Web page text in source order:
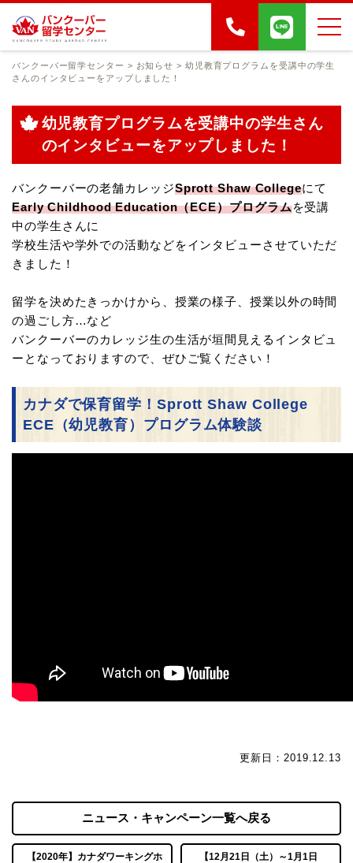
バンクーバー留学センター > お知らせ > 幼児教育プログラムを受講中の学生
さんのインタビューをアップしました！
幼児教育プログラムを受講中の学生さん
のインタビューをアップしました！
バンクーバーの老舗カレッジSprott Shaw Collegeにて
Early Childhood Education（ECE）プログラムを受講
中の学生さんに
学校生活や学外での活動などをインタビューさせていただ
きました！
留学を決めたきっかけから、授業の様子、授業以外の時間
の過ごし方…など
バンクーバーのカレッジ生の生活が垣間見えるインタビュ
ーとなっておりますので、ぜひご覧ください！
カナダで保育留学！Sprott Shaw College
ECE（幼児教育）プログラム体験談
更新日：2019.12.13
【2020年】カナダワーキングホ
ニュース・キャンペーン一覧へ戻る
【12月21日（土）～1月1日